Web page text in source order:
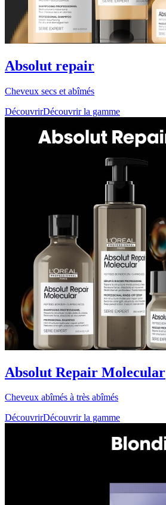
Absolut repair
Cheveux secs et abîmés
DécouvrirDécouvrir la gamme
Absolut Repair Molecular
Cheveux abîmés à très abîmés
DécouvrirDécouvrir la gamme